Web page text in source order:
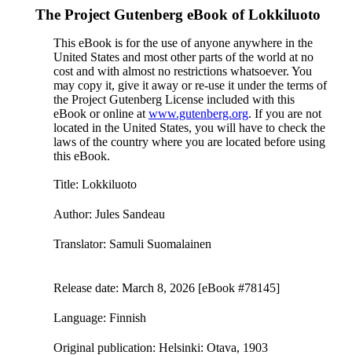
The Project Gutenberg eBook ofLokkiluoto
This eBook is for the use of anyone anywhere in the
United States and most other parts of the world at no
cost and with almost no restrictions whatsoever. You
may copy it, give it away or re-use it under the terms of
the Project Gutenberg License included with this
eBook or online at www.gutenberg.org. If you are not
located in the United States, you will have to check the
laws of the country where you are located before using
this eBook.
Title: Lokkiluoto
Author: Jules Sandeau
Translator: Samuli Suomalainen
Release date: March 8, 2026 [eBook #78145]
Language: Finnish
Original publication: Helsinki: Otava, 1903